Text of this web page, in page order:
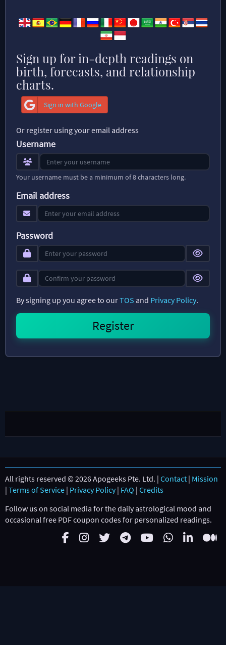
Sign up for in-depth readings on
birth, forecasts, and relationship
charts.
Sign in with Google
Or register using your email address
Username
Your username must be a minimum of 8 characters long.
Email address
Password
By signing up you agree to ourTOS and Privacy Policy.
All rights reserved © 2026 Apogeeks Pte. Ltd. | Contact | Mission
| Terms of Service | Privacy Policy| FAQ | Credits
Follow us on social media for the daily astrological mood and
occasional free PDF coupon codes for personalized readings.